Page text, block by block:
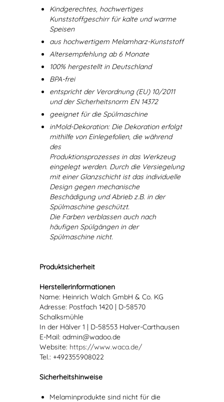
Kindgerechtes, hochwertiges
Kunststoffgeschirr für kalte und warme
Speisen
aus hochwertigem Melamharz-Kunststoff
Altersempfehlung ab 6 Monate
100% hergestellt in Deutschland
BPA-frei
entspricht der Verordnung (EU) 10/2011
und der Sicherheitsnorm EN 14372
geeignet für die Spülmaschine
inMold-Dekoration: Die Dekoration erfolgt
mithilfe von Einlegefolien, die während
des
Produktionsprozesses in das Werkzeug
eingelegt werden. Durch die Versiegelung
mit einer Glanzschicht ist das individuelle
Design gegen mechanische
Beschädigung und Abrieb z.B. in der
Spülmaschine geschützt.
Die Farben verblassen auch nach
häufigen Spülgängen in der
Spülmaschine nicht.
Produktsicherheit
Herstellerinformationen
Name: Heinrich Walch GmbH & Co. KG
Adresse: Postfach 1420 | D-58570
Schalksmühle
In der Hälver 1 | D-58553 Halver-Carthausen
E-Mail: admin@wadoo.de
Website: https://www.waca.de/
Tel.: +492355908022
Sicherheitshinweise
Melaminprodukte sind nicht für die